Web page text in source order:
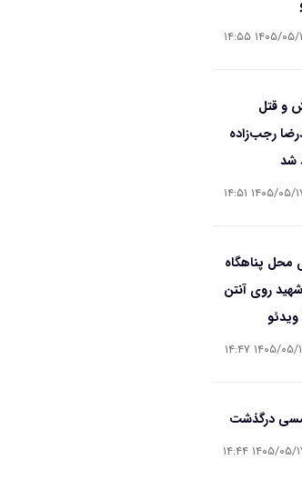
۰۵/۱۷ ۱۴:۵۵
و قتل
رجب‌زاده
شد
۰۵/۱۷ ۱۴:۵۱
محل پناهگاه‌
روی آنتن
۰۵/۱۷ ۱۴:۴۷
درگذشت
۰۵/۱۷ ۱۴:۴۴